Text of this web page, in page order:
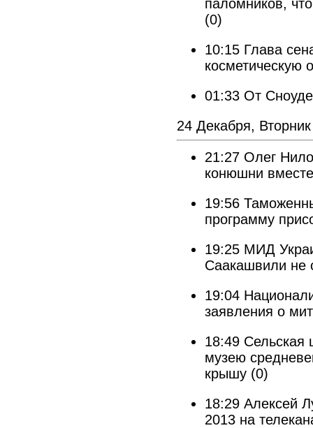
паломников,
(0)
10:15 Глава
косметическую
01:33 От
24 Декабря, Вторник
21:27 Олег
конюшни
19:56
программу
19:25 МИД
Саакашвили не
19:04
заявления о
18:49 Сельская
музею
крышу (0)
18:29 Алексей
2013 на